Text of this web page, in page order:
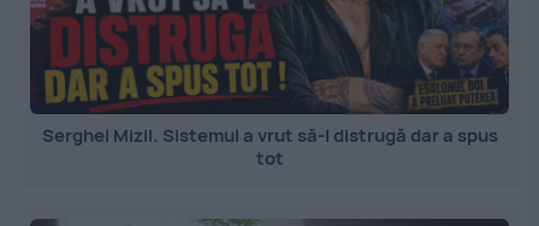
Serghei Mizil. Sistemul a vrut să-l distrugă dar a spus
tot